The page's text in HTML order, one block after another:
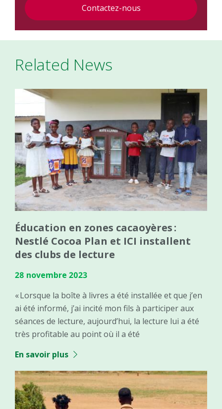
Contactez-nous
Related News
Éducation en zones cacaoyères :
Nestlé Cocoa Plan et ICI installent
des clubs de lecture
28 novembre 2023
« Lorsque la boîte à livres a été installée et que j’en
ai été informé, j’ai incité mon fils à participer aux
séances de lecture, aujourd’hui, la lecture lui a été
très profitable au point où il a été
En savoir plus